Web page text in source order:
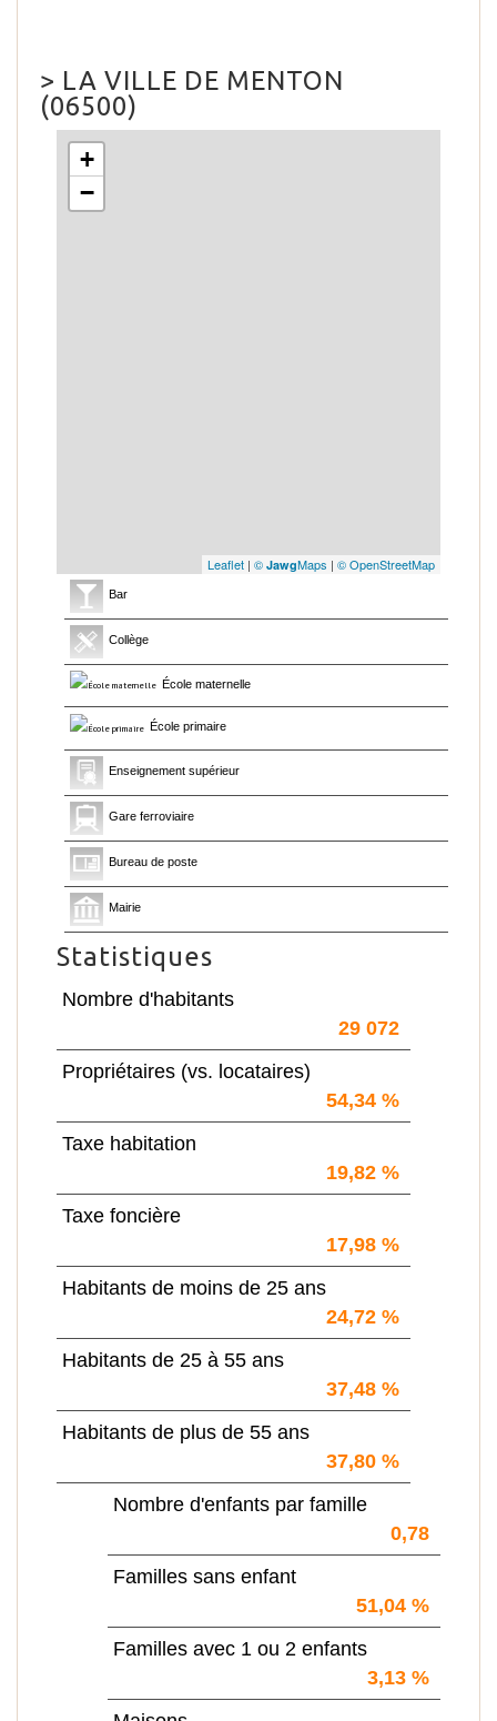
> LA VILLE DE MENTON
(06500)
+
−
Leaflet | © JawgMaps | © OpenStreetMap
Bar
Collège
École maternelle
École primaire
Enseignement supérieur
Gare ferroviaire
Bureau de poste
Mairie
Statistiques
Nombre d'habitants
29 072
Propriétaires (vs. locataires)
54,34 %
Taxe habitation
19,82 %
Taxe foncière
17,98 %
Habitants de moins de 25 ans
24,72 %
Habitants de 25 à 55 ans
37,48 %
Habitants de plus de 55 ans
37,80 %
Nombre d'enfants par famille
0,78
Familles sans enfant
51,04 %
Familles avec 1 ou 2 enfants
3,13 %